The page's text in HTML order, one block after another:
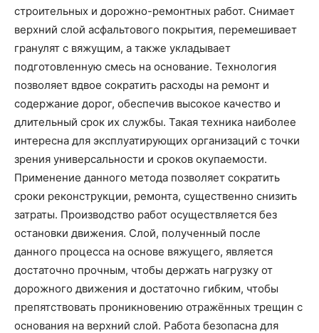
строительных и дорожно-ремонтных работ. Снимает
верхний слой асфальтового покрытия, перемешивает
гранулят с вяжущим, а также укладывает
подготовленную смесь на основание. Технология
позволяет вдвое сократить расходы на ремонт и
содержание дорог, обеспечив высокое качество и
длительный срок их службы. Такая техника наиболее
интересна для эксплуатирующих организаций с точки
зрения универсальности и сроков окупаемости.
Применение данного метода позволяет сократить
сроки реконструкции, ремонта, существенно снизить
затраты. Производство работ осуществляется без
остановки движения. Слой, полученный после
данного процесса на основе вяжущего, является
достаточно прочным, чтобы держать нагрузку от
дорожного движения и достаточно гибким, чтобы
препятствовать проникновению отражённых трещин с
основания на верхний слой. Работа безопасна для